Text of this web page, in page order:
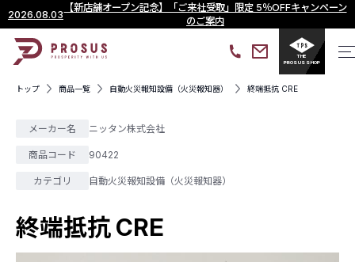
2026.08.03
【新店舗オープン記念】「ご来社受取」限定 5％OFFキャンペーン
のご案内
THE
PROSUS SHOP
トップ 商品一覧 自動火災報知設備（火災報知器） 終端抵抗 CRE
メーカー名 ニッタン株式会社
商品コード 90422
カテゴリ 自動火災報知設備（火災報知器）
終端抵抗 CRE